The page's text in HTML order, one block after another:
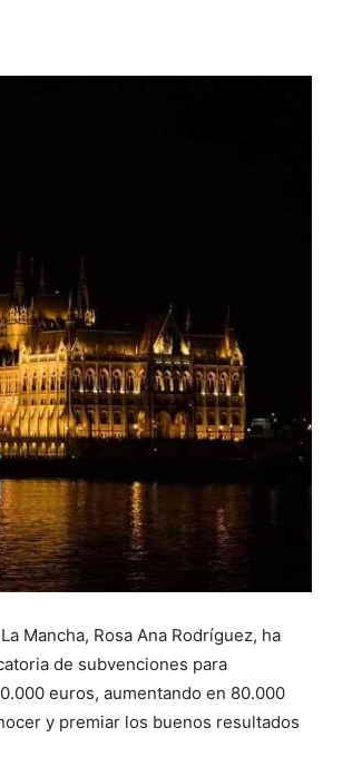
Mancha, Rosa Ana Rodríguez, ha
de subvenciones para
euros, aumentando en 80.000
y premiar los buenos resultados